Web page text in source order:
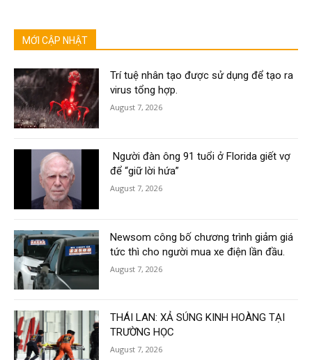
MỚI CẬP NHẬT
Trí tuệ nhân tạo được sử dụng để tạo ra
virus tổng hợp.
August 7, 2026
Người đàn ông 91 tuổi ở Florida giết vợ
để “giữ lời hứa”
August 7, 2026
Newsom công bố chương trình giảm giá
tức thì cho người mua xe điện lần đầu.
August 7, 2026
THÁI LAN: XẢ SÚNG KINH HOÀNG TẠI
TRƯỜNG HỌC
August 7, 2026